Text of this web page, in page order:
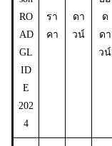
RO
AD
GL
ID
E
202
4
รา
คา
ดา
วน์
ด
ดา
วน์